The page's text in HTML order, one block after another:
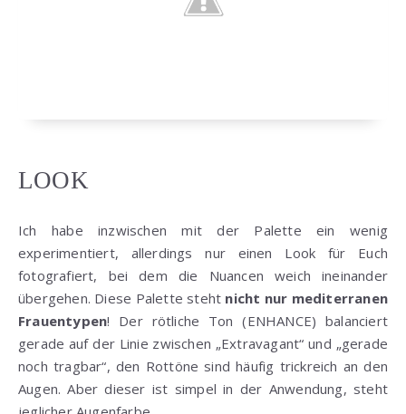
LOOK
Ich habe inzwischen mit der Palette ein wenig
experimentiert, allerdings nur einen Look für Euch
fotografiert, bei dem die Nuancen weich ineinander
übergehen. Diese Palette steht nicht nur mediterranen
Frauentypen! Der rötliche Ton (ENHANCE) balanciert
gerade auf der Linie zwischen „Extravagant“ und „gerade
noch tragbar“, den Rottöne sind häufig trickreich an den
Augen. Aber dieser ist simpel in der Anwendung, steht